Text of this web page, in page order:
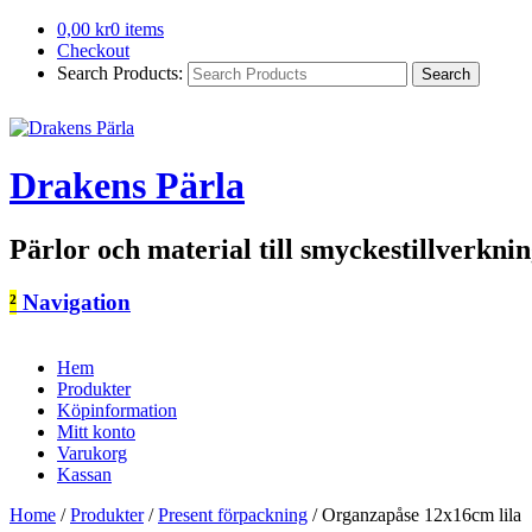
0,00 kr0 items
Checkout
Search Products:
Drakens Pärla
Pärlor och material till
² Navigation
Hem
Produkter
Köpinformation
Mitt konto
Varukorg
Kassan
Home / Produkter / Present förpackning / Organzapåse 12x16cm lila